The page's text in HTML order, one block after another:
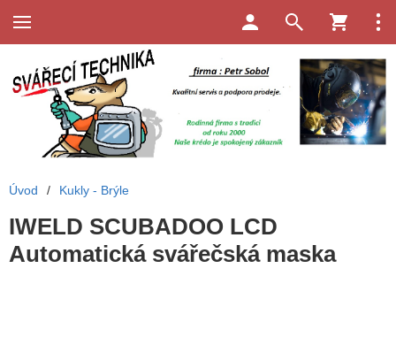
Úvod / Kukly - Brýle
IWELD SCUBADOO LCD
Automatická svářečská maska